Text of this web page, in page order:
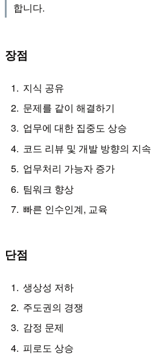
합니다.
장점
지식 공유
문제를 같이 해결하기
업무에 대한 집중도 상승
코드 리뷰 및 개발 방향의 지속
업무처리 가능자 증가
팀워크 향상
빠른 인수인계, 교육
단점
생상성 저하
주도권의 경쟁
감정 문제
피로도 상승